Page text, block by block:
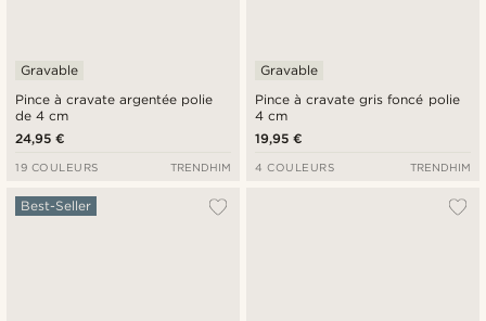
Pince à cravate argentée polie
de 4 cm
Gravable
24,95 €
19 COULEURS TRENDHIM
Pince à cravate gris foncé polie
4 cm
Gravable
19,95 €
4 COULEURS TRENDHIM
Best-Seller